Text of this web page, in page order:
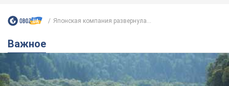
Японская компания развернула...
Важное